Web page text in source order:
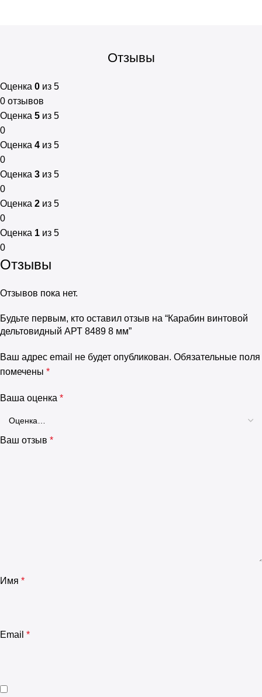
Отзывы
Оценка 0 из 5
0 отзывов
Оценка 5 из 5
0
Оценка 4 из 5
0
Оценка 3 из 5
0
Оценка 2 из 5
0
Оценка 1 из 5
0
Отзывы
Отзывов пока нет.
Будьте первым, кто оставил отзыв на “Карабин винтовой
дельтовидный АРТ 8489 8 мм”
Ваш адрес email не будет опубликован. Обязательные поля
помечены *
Ваша оценка *
Ваш отзыв *
Имя *
Email *